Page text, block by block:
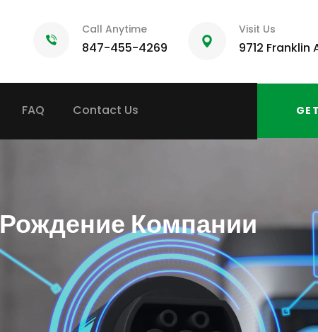
Call Anytime
847-455-4269
Visit Us
9712 Franklin
FAQ Contact Us
Рождение Компании